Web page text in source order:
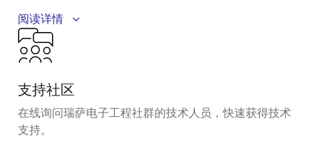
A detailed overview of IDT's full-featured PCI Express
(PCIe) clock and timing solutions. The presentation
addresses PCIe Gen 1, Gen 2, Gen 3, and Gen 4
solutions provide all the functions, features, and
performance required by the application.
Presented by Ron Wade, System Architect at IDT. For
阅读详情
支持社区
在线询问瑞萨电子工程社群的技术人员，快速获得技术
支持。